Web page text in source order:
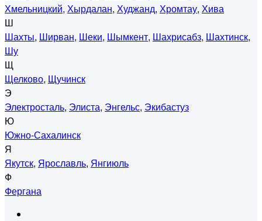
Хмельницкий, Хырдалан, Худжанд, Хромтау, Хива
Ш
Шахты, Ширван, Шеки, Шымкент, Шахрисабз, Шахтинск,
Шу
Щ
Щелково, Щучинск
Э
Электросталь, Элиста, Энгельс, Экибастуз
Ю
Южно-Сахалинск
Я
Якутск, Ярославль, Янгиюль
Ф
Фергана